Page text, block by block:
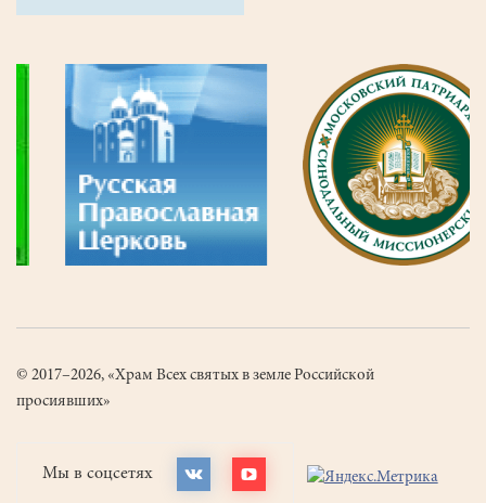
© 2017–2026, «Храм Всех святых в земле Российской
просиявших»
Мы в соцсетях